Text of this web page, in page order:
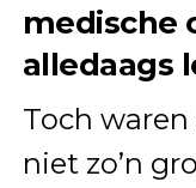
medische
alledaags
Toch
niet zo’n